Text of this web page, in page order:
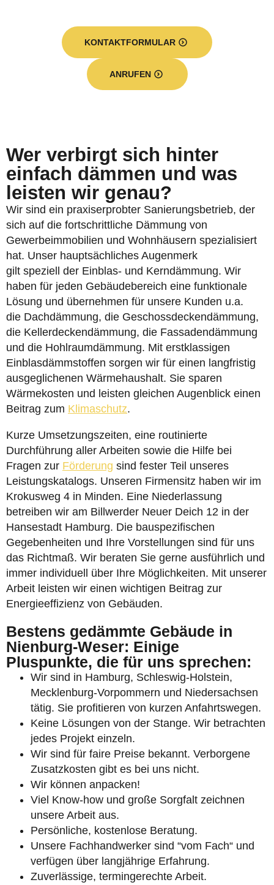
KONTAKTFORMULAR
ANRUFEN
Wer verbirgt sich hinter
einfach dämmen und was
leisten wir genau?
Wir sind ein praxiserprobter Sanierungsbetrieb, der
sich auf die fortschrittliche Dämmung von
Gewerbeimmobilien und Wohnhäusern spezialisiert
hat. Unser hauptsächliches Augenmerk
gilt speziell der Einblas- und Kerndämmung. Wir
haben für jeden Gebäudebereich eine funktionale
Lösung und übernehmen für unsere Kunden u.a.
die Dachdämmung, die Geschossdeckendämmung,
die Kellerdeckendämmung, die Fassadendämmung
und die Hohlraumdämmung. Mit erstklassigen
Einblasdämmstoffen sorgen wir für einen langfristig
ausgeglichenen Wärmehaushalt. Sie sparen
Wärmekosten und leisten gleichen Augenblick einen
Beitrag zum Klimaschutz.
Kurze Umsetzungszeiten, eine routinierte
Durchführung aller Arbeiten sowie die Hilfe bei
Fragen zur Förderung sind fester Teil unseres
Leistungskatalogs. Unseren Firmensitz haben wir im
Krokusweg 4 in Minden. Eine Niederlassung
betreiben wir am Billwerder Neuer Deich 12 in der
Hansestadt Hamburg. Die bauspezifischen
Gegebenheiten und Ihre Vorstellungen sind für uns
das Richtmaß. Wir beraten Sie gerne ausführlich und
immer individuell über Ihre Möglichkeiten. Mit unserer
Arbeit leisten wir einen wichtigen Beitrag zur
Energieeffizienz von Gebäuden.
Bestens gedämmte Gebäude in
Nienburg-Weser: Einige
Pluspunkte, die für uns sprechen:
Wir sind in Hamburg, Schleswig-Holstein,
Mecklenburg-Vorpommern und Niedersachsen
tätig. Sie profitieren von kurzen Anfahrtswegen.
Keine Lösungen von der Stange. Wir betrachten
jedes Projekt einzeln.
Wir sind für faire Preise bekannt. Verborgene
Zusatzkosten gibt es bei uns nicht.
Wir können anpacken!
Viel Know-how und große Sorgfalt zeichnen
unsere Arbeit aus.
Persönliche, kostenlose Beratung.
Unsere Fachhandwerker sind “vom Fach“ und
verfügen über langjährige Erfahrung.
Zuverlässige, termingerechte Arbeit.